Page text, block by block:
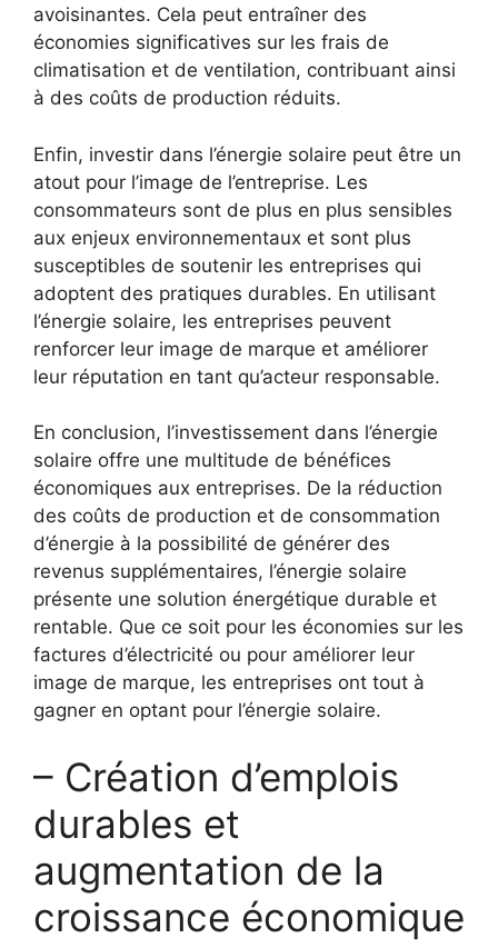
avoisinantes. Cela peut entraîner des
⁤économies ​significatives sur les frais de​
climatisation et de ⁣ventilation, contribuant ainsi
à des coûts ‌de production réduits.
Enfin,‍ investir dans⁤ l’énergie‌ solaire peut être un
⁤atout pour l’image de l’entreprise. Les
consommateurs sont de plus en⁣ plus sensibles
aux enjeux environnementaux et ‍sont plus
susceptibles de soutenir les entreprises qui
adoptent des⁣ pratiques durables. En utilisant
l’énergie solaire, les entreprises peuvent
renforcer leur image ⁣de marque et améliorer
leur réputation en tant qu’acteur responsable.
En conclusion, l’investissement dans l’énergie⁤
solaire offre une multitude‍ de ⁤bénéfices
économiques aux entreprises. De ⁤la réduction
des⁣ coûts ⁣de production et de ⁣consommation
d’énergie​ à la possibilité de ‌générer des
⁢revenus supplémentaires, l’énergie solaire
présente une solution énergétique ‌durable⁣ et
rentable. Que ce soit pour les économies sur les
factures d’électricité ou pour⁤ améliorer leur
image ⁢de marque,⁣ les ‌entreprises ont tout à
⁣gagner ‍en optant pour​ l’énergie solaire.
– Création d’emplois
durables ‍et⁢
augmentation de ⁣la
croissance économique